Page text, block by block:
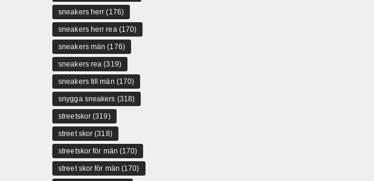
sneakers herr (176)
sneakers herr rea(170)
sneakers män (176)
sneakers rea (319)
sneakers till män (170)
snygga sneakers (318)
streetskor (319)
street skor (318)
streetskor för män (170)
street skor för män (170)